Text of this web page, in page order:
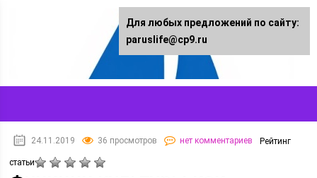
24.11.2019 36 просмотров нет комментариев Рейтинг
статьи
Для любых предложений по сайту:
paruslife@cp9.ru